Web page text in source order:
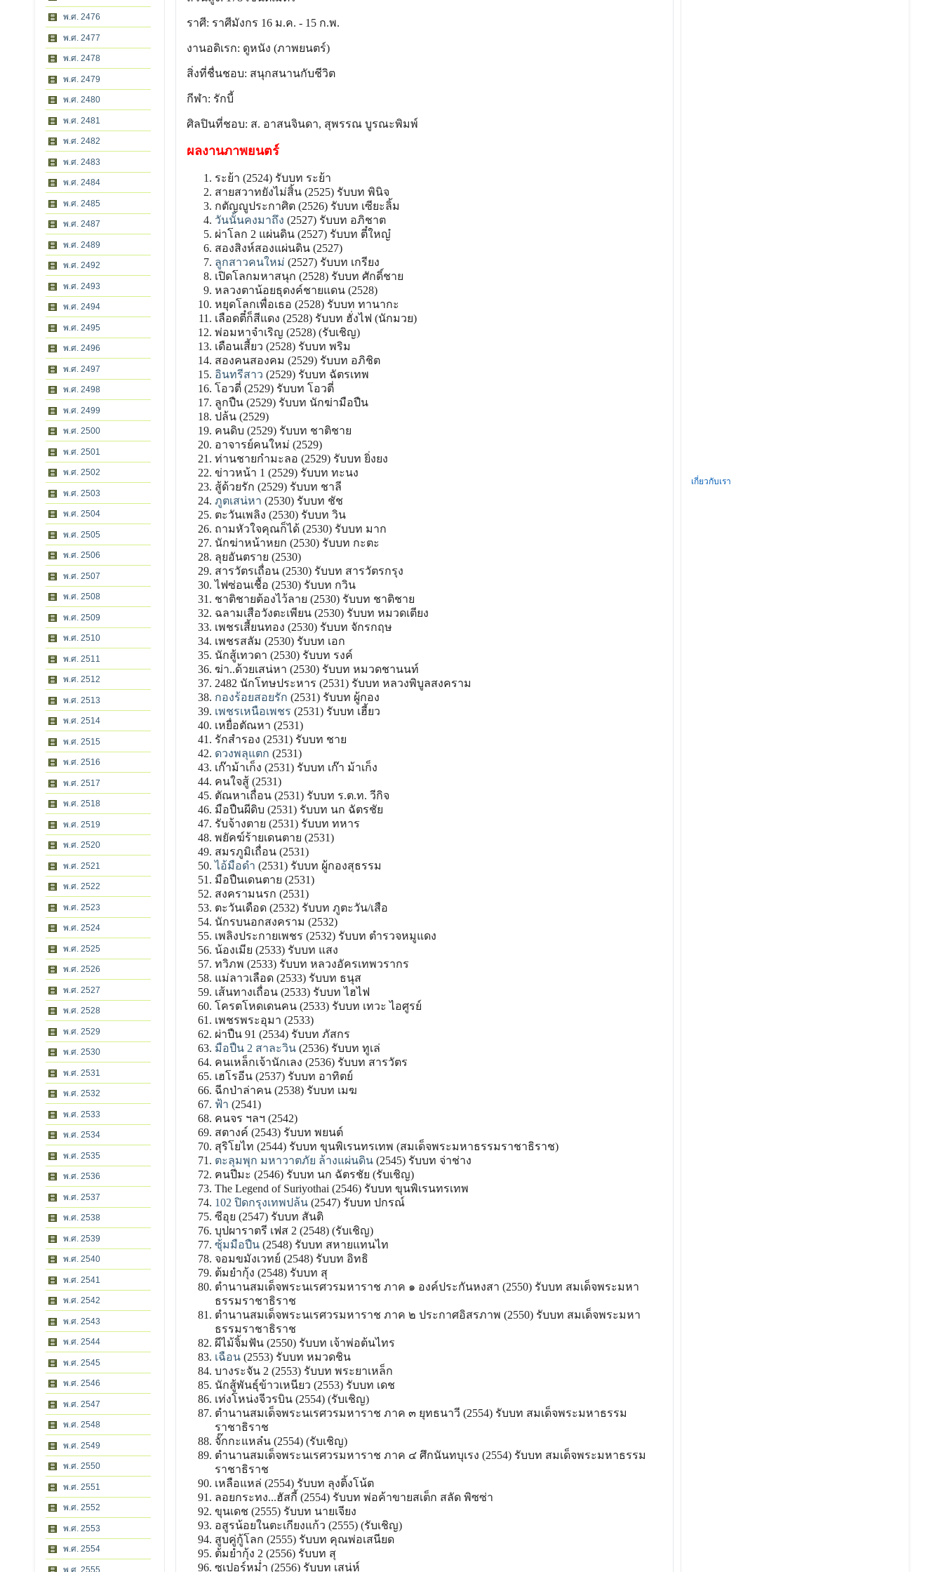
พ.ศ. 2476
พ.ศ. 2477
พ.ศ. 2478
พ.ศ. 2479
พ.ศ. 2480
พ.ศ. 2481
พ.ศ. 2482
พ.ศ. 2483
พ.ศ. 2484
พ.ศ. 2485
พ.ศ. 2487
พ.ศ. 2489
พ.ศ. 2492
พ.ศ. 2493
พ.ศ. 2494
พ.ศ. 2495
พ.ศ. 2496
พ.ศ. 2497
พ.ศ. 2498
พ.ศ. 2499
พ.ศ. 2500
พ.ศ. 2501
พ.ศ. 2502
พ.ศ. 2503
พ.ศ. 2504
พ.ศ. 2505
พ.ศ. 2506
พ.ศ. 2507
พ.ศ. 2508
พ.ศ. 2509
พ.ศ. 2510
พ.ศ. 2511
พ.ศ. 2512
พ.ศ. 2513
พ.ศ. 2514
พ.ศ. 2515
พ.ศ. 2516
พ.ศ. 2517
พ.ศ. 2518
พ.ศ. 2519
พ.ศ. 2520
พ.ศ. 2521
พ.ศ. 2522
พ.ศ. 2523
พ.ศ. 2524
พ.ศ. 2525
พ.ศ. 2526
พ.ศ. 2527
พ.ศ. 2528
พ.ศ. 2529
พ.ศ. 2530
พ.ศ. 2531
พ.ศ. 2532
พ.ศ. 2533
พ.ศ. 2534
พ.ศ. 2535
พ.ศ. 2536
พ.ศ. 2537
พ.ศ. 2538
พ.ศ. 2539
พ.ศ. 2540
พ.ศ. 2541
พ.ศ. 2542
พ.ศ. 2543
พ.ศ. 2544
พ.ศ. 2545
พ.ศ. 2546
พ.ศ. 2547
พ.ศ. 2548
พ.ศ. 2549
พ.ศ. 2550
พ.ศ. 2551
พ.ศ. 2552
พ.ศ. 2553
พ.ศ. 2554
พ.ศ. 2555
ราศี: ราศีมังกร 16 ม.ค. - 15 ก.พ.
งานอดิเรก: ดูหนัง (ภาพยนตร์)
สิ่งที่ชื่นชอบ: สนุกสนานกับชีวิต
กีฬา: รักบี้
ศิลปินที่ชอบ: ส. อาสนจินดา, สุพรรณ บูรณะพิมพ์
ผลงานภาพยนตร์
ระย้า (2524) รับบท ระย้า
สายสวาทยังไม่สิ้น (2525) รับบท พินิจ
กตัญญูประกาศิต (2526) รับบท เซียะลิ้ม
วันนั้นคงมาถึง (2527) รับบท อภิชาต
ผ่าโลก 2 แผ่นดิน (2527) รับบท ตี๋ใหญ๋
สองสิงห์สองแผ่นดิน (2527)
ลูกสาวคนใหม่ (2527) รับบท เกรียง
เปิดโลกมหาสนุก (2528) รับบท ศักดิ์ชาย
หลวงตาน้อยธุดงค์ชายแดน (2528)
หยุดโลกเพื่อเธอ (2528) รับบท ทานากะ
เลือดตี๋ก็สีแดง (2528) รับบท ฮั่งไฟ (นักมวย)
พ่อมหาจำเริญ (2528) (รับเชิญ)
เดือนเสี้ยว (2528) รับบท พริม
สองคนสองคม (2529) รับบท อภิชิต
อินทรีสาว (2529) รับบท ฉัตรเทพ
โอวตี่ (2529) รับบท โอวตี่
ลูกปืน (2529) รับบท นักฆ่ามือปืน
ปล้น (2529)
คนดิบ (2529) รับบท ชาติชาย
อาจารย์คนใหม่ (2529)
ท่านชายกำมะลอ (2529) รับบท ยิ่งยง
ข่าวหน้า 1 (2529) รับบท ทะนง
สู้ด้วยรัก (2529) รับบท ชาลี
ภูตเสน่หา (2530) รับบท ชัช
ตะวันเพลิง (2530) รับบท วิน
ถามหัวใจคุณก็ได้ (2530) รับบท มาก
นักฆ่าหน้าหยก (2530) รับบท กะตะ
ลุยอันตราย (2530)
สารวัตรเถื่อน (2530) รับบท สารวัตรกรุง
ไฟซ่อนเชื้อ (2530) รับบท กวิน
ชาติชายต้องไว้ลาย (2530) รับบท ชาติชาย
ฉลามเสือวังตะเพียน (2530) รับบท หมวดเตียง
เพชรเสี้ยนทอง (2530) รับบท จักรกฤษ
เพชรสลัม (2530) รับบท เอก
นักสู้เทวดา (2530) รับบท รงค์
ฆ่า..ด้วยเสน่หา (2530) รับบท หมวดชานนท์
2482 นักโทษประหาร (2531) รับบท หลวงพิบูลสงคราม
กองร้อยสอยรัก (2531) รับบท ผู้กอง
เพชรเหนือเพชร (2531) รับบท เฮี้ยว
เหยื่อตัณหา (2531)
รักสำรอง (2531) รับบท ชาย
ดวงพลุแตก (2531)
เก๊าม้าเก็ง (2531) รับบท เก๊า ม้าเก็ง
คนใจสู้ (2531)
ตัณหาเถื่อน (2531) รับบท ร.ต.ท. วีกิจ
มือปืนผีดิบ (2531) รับบท นก ฉัตรชัย
รับจ้างตาย (2531) รับบท ทหาร
พยัคฆ์ร้ายเดนตาย (2531)
สมรภูมิเถื่อน (2531)
ไอ้มือดำ (2531) รับบท ผู้กองสุธรรม
มือปืนเดนตาย (2531)
สงครามนรก (2531)
ตะวันเดือด (2532) รับบท ภูตะวัน/เสือ
นักรบนอกสงคราม (2532)
เพลิงประกายเพชร (2532) รับบท ตำรวจหมูแดง
น้องเมีย (2533) รับบท แสง
ทวิภพ (2533) รับบท หลวงอัครเทพวรากร
แม่ลาวเลือด (2533) รับบท ธนุส
เส้นทางเถื่อน (2533) รับบท ไฮไฟ
โครตโหดเดนคน (2533) รับบท เทวะ ไอศูรย์
เพชรพระอุมา (2533)
ผ่าปืน 91 (2534) รับบท ภัสกร
มือปืน 2 สาละวิน(2536) รับบท ทูเล่
คนเหล็กเจ้านักเลง (2536) รับบท สารวัตร
เฮโรอีน (2537) รับบท อาทิตย์
ฉีกป่าล่าคน (2538) รับบท เมฆ
ฟ้า (2541)
คนจร ฯลฯ (2542)
สตางค์ (2543) รับบท พยนต์
สุริโยไท (2544) รับบท ขุนพิเรนทรเทพ (สมเด็จพระมหาธรรมราชาธิราช)
ตะลุมพุก มหาวาตภัย ล้างแผ่นดิน(2545) รับบท จ่าช่าง
ฅนปีมะ (2546) รับบท นก ฉัตรชัย (รับเชิญ)
The Legend of Suriyothai (2546) รับบท ขุนพิเรนทรเทพ
102 ปิดกรุงเทพปล้น(2547) รับบท ปกรณ์
ซีอุย (2547) รับบท สันติ
บุปผาราตรี เฟส 2 (2548) (รับเชิญ)
ซุ้มมือปืน(2548) รับบท สหายแทนไท
จอมขมังเวทย์ (2548) รับบท อิทธิ
ต้มยำกุ้ง (2548) รับบท สุ
ตำนานสมเด็จพระนเรศวรมหาราช ภาค ๑ องค์ประกันหงสา (2550) รับบท สมเด็จพระมหา
ธรรมราชาธิราช
ตำนานสมเด็จพระนเรศวรมหาราช ภาค ๒ ประกาศอิสรภาพ (2550) รับบท สมเด็จพระมหา
ธรรมราชาธิราช
ผีไม้จิ้มฟัน (2550) รับบท เจ้าพ่อต้นไทร
เฉือน(2553) รับบท หมวดชิน
บางระจัน 2 (2553) รับบท พระยาเหล็ก
นักสู้พันธุ์ข้าวเหนียว (2553) รับบท เดช
เท่งโหน่งจีวรบิน (2554) (รับเชิญ)
ตำนานสมเด็จพระนเรศวรมหาราช ภาค ๓ ยุทธนาวี (2554) รับบท สมเด็จพระมหาธรรม
ราชาธิราช
จั๊กกะแหล๋น (2554) (รับเชิญ)
ตำนานสมเด็จพระนเรศวรมหาราช ภาค ๔ ศึกนันทบุเรง (2554) รับบท สมเด็จพระมหาธรรม
ราชาธิราช
เหลือแหล่ (2554) รับบท ลุงติ้งโน้ต
ลอยกระทง...ฮัสกี้ (2554) รับบท พ่อค้าขายสเต็ก สลัด พิซซ่า
ขุนเดช (2555) รับบท นายเจียง
อสูรน้อยในตะเกียงแก้ว (2555) (รับเชิญ)
สูบคู่กู้โลก (2555) รับบท คุณพ่อเสนียด
ต้มยำกุ้ง 2 (2556) รับบท สุ
ซูเปอร์หม่ำ (2556) รับบท เสน่ห์
เกี่ยวกับเรา